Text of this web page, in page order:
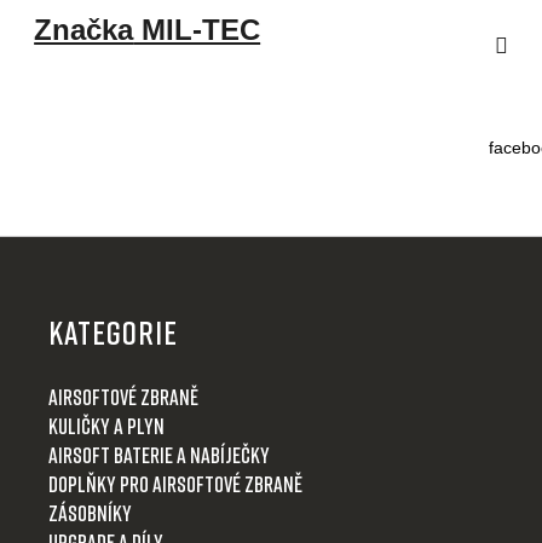
ZnačkaMIL-TEC
KATEGORIE
Airsoftové zbraně
Kuličky a plyn
Airsoft baterie a nabíječky
Doplňky pro airsoftové zbraně
Zásobníky